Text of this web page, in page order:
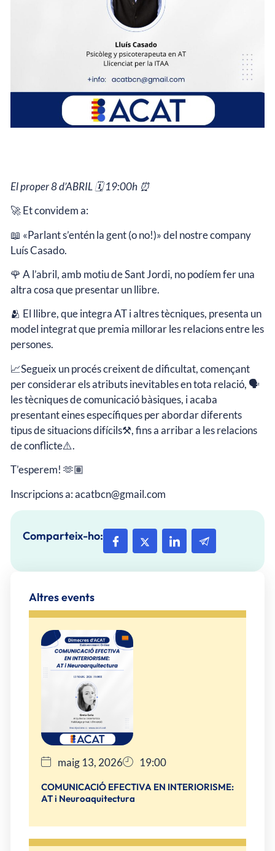
El proper 8 d’ABRIL 🗓️ 19:00h ⏰
🚀 Et convidem a:
📖 «Parlant s’entén la gent (o no!)» del nostre company
Luís Casado.
🌹 A l’abril, amb motiu de Sant Jordi, no podíem fer una
altra cosa que presentar un llibre.
🫂 El llibre, que integra AT i altres tècniques, presenta un
model integrat que premia millorar les relacions entre les
persones.
📈Segueix un procés creixent de dificultat, començant
per considerar els atributs inevitables en tota relació, 🗣️
les tècniques de comunicació bàsiques, i acaba
presentant eines específiques per abordar diferents
tipus de situacions difícils⚒️, fins a arribar a les relacions
de conflicte⚠️.
T’esperem! 🫶🏽
Inscripcions a: acatbcn@gmail.com
Comparteix-ho:
Altres events
maig 13, 2026 19:00
COMUNICACIÓ EFECTIVA EN INTERIORISME:
AT i Neuroaquitectura